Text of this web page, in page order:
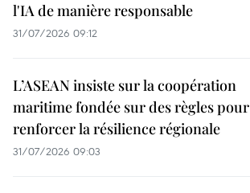
l'IA de manière responsable
31/07/2026 09:12
L’ASEAN insiste sur la coopération
maritime fondée sur des règles pour
renforcer la résilience régionale
31/07/2026 09:03